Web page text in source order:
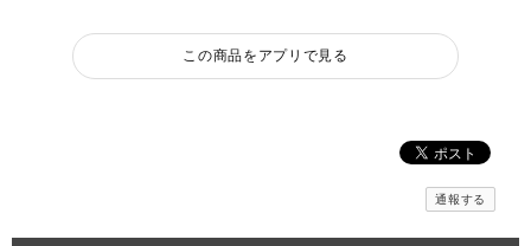
この商品をアプリで見る
通報する